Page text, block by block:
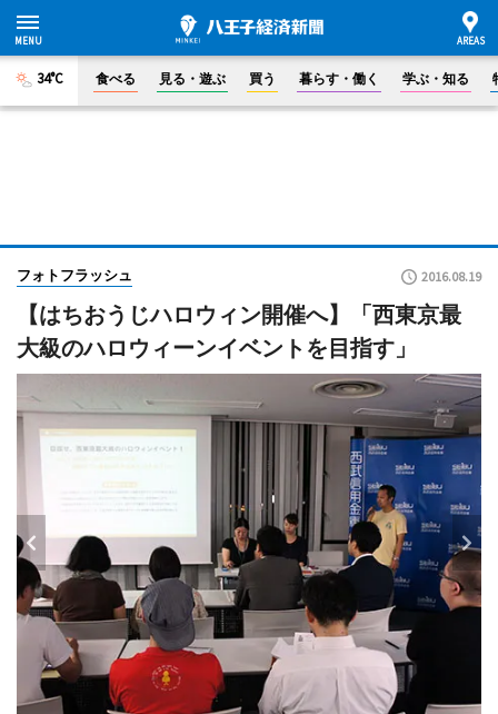
34°C 食べる 見る・遊ぶ 買う 暮らす・働く 学ぶ・知る
フォトフラッシュ 2016.08.19
【はちおうじハロウィン開催へ】「西東京最
大級のハロウィーンイベントを目指す」